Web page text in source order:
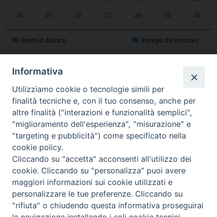
24 25 26 27 28 29 30
31 1 2 3 4 5 6
Eventi in diocesi Impegni del vescovo
CALENDARIO PASTORALE 2025-2026
Piazza Duomo, 11 - 27100 Pavia - Tel. 0382.386511 - Fax
0382.386525 -servizigenerali@diocesi.pavia.it -Privacy policy
Twitter
Informativa
Utilizziamo cookie o tecnologie simili per
finalità tecniche e, con il tuo consenso, anche per
altre finalità ("interazioni e funzionalità semplici",
"miglioramento dell'esperienza", "misurazione" e
"targeting e pubblicità") come specificato nella
cookie policy.
Cliccando su "accetta" acconsenti all'utilizzo dei
cookie. Cliccando su "personalizza" puoi avere
maggiori informazioni sui cookie utilizzati e
personalizzare le tue preferenze. Cliccando su
"rifiuta" o chiudendo questa informativa proseguirai